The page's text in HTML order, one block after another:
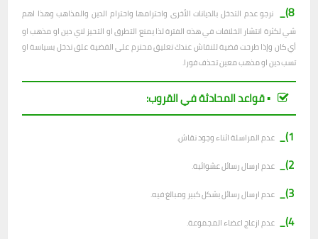
8)_
نرجو عدم التدخل بالديانات الأخرى واحترامها واحترام الدين والمذاهب وهذا اهم
شي لكثرة انتشار الخلافات في هذه الفترة لذا يمنع التطرق او التحيز لاي دين او مذهب او
أي كان وإذا طرحت قضية للنقاش عندك تعليق محترم على القضية علق تدخل بسياسة او
تسب دين او مذهب معين تحذف فورا.
▪︎ قواعد المحادثة في القروب:
1)_
عدم المراسلة اثناء وجود نقاش.
2)_ عدم ارسال رسائل عشوائية.
3)_ عدم ارسال رسائل بشكل كبير ومبالغ فيه.
4)_ عدم ازعاج اعضاء المجموعة.